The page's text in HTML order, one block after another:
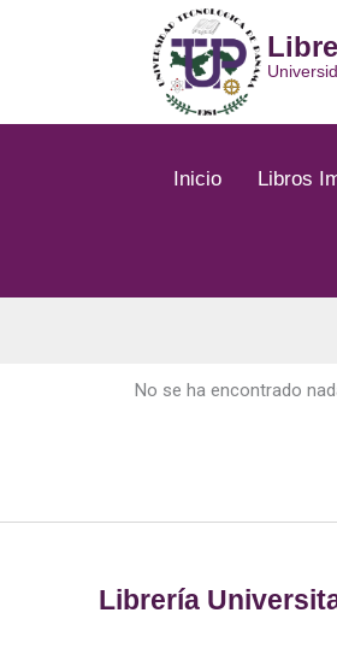
Inicio Libros
No se ha encontrado
Librería